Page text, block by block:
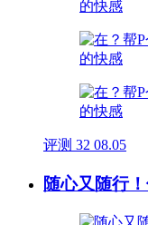
评测 32 08.05
随心又随行